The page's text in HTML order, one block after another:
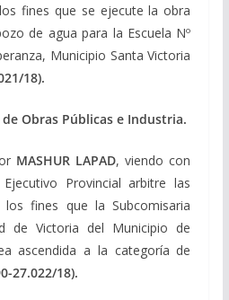
fines que se ejecute la obra
de agua para la Escuela Nº
Municipio Santa Victoria
18).
Obras Públicas e Industria.
MASHUR LAPAD, viendo con
Provincial arbitre las
los fines que la Subcomisaria
de Victoria del Municipio de
ascendida a la categoría de
27.022/18).